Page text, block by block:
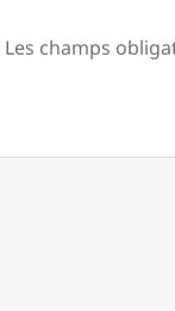
Les champs